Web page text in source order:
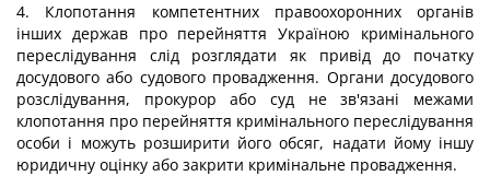
4. Клопотання компетентних правоохоронних органів
інших держав про перейняття Україною кримінального
переслідування слід розглядати як привід до початку
досудового або судового провадження. Органи досудового
розслідування, прокурор або суд не зв'язані межами
клопотання про перейняття кримінального переслідування
особи і можуть розширити його обсяг, надати йому іншу
юридичну оцінку або закрити кримінальне провадження.